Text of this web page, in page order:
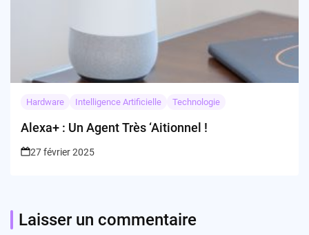
Hardware Intelligence Artificielle Technologie
Alexa+ : Un Agent Très ‘Aitionnel !
27 février 2025
Laisser un commentaire